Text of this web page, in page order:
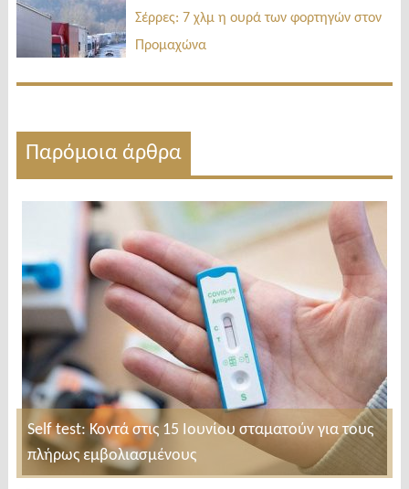
Σέρρες: 7 χλμ η ουρά των φορτηγών στον
Προμαχώνα
Παρόμοια άρθρα
Self test: Κοντά στις 15 Ιουνίου σταματούν για τους
πλήρως εμβολιασμένους